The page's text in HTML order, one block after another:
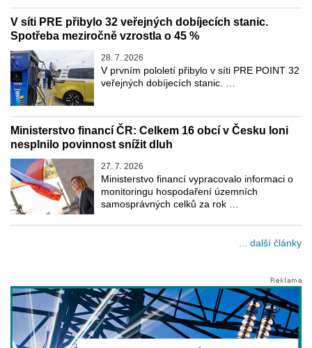
V síti PRE přibylo 32 veřejných dobíjecích stanic.
Spotřeba meziročně vzrostla o 45 %
28. 7. 2026
V prvním pololetí přibylo v síti PRE POINT 32
veřejných dobíjecích stanic. …
Ministerstvo financí ČR: Celkem 16 obcí v Česku loni
nesplnilo povinnost snížit dluh
27. 7. 2026
Ministerstvo financí vypracovalo informaci o
monitoringu hospodaření územních
samosprávných celků za rok …
... další články